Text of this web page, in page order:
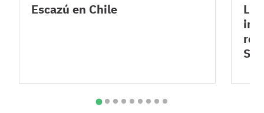
Escazú en Chile